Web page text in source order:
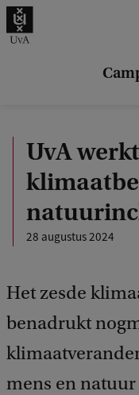
UvA
28 augustus 2024
Het zesde
benadrukt
mens en